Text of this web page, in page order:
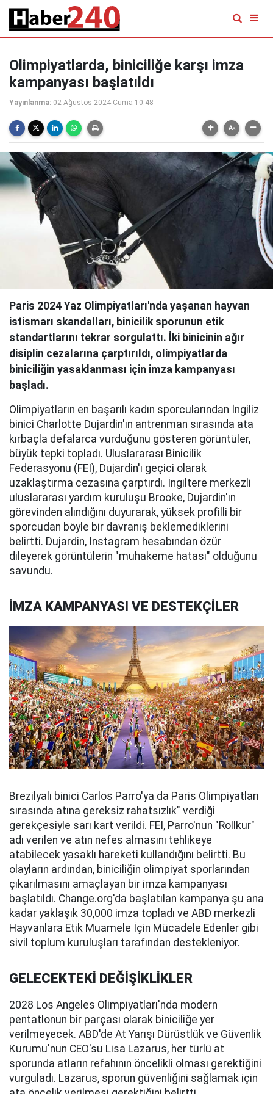
Olimpiyatlarda, biniciliğe karşı imza
kampanyası başlatıldı
Yayınlanma: 02 Ağustos 2024 Cuma 10:48
Paris 2024 Yaz Olimpiyatları'nda yaşanan hayvan
istismarı skandalları, binicilik sporunun etik
standartlarını tekrar sorgulattı. İki binicinin ağır
disiplin cezalarına çarptırıldı, olimpiyatlarda
biniciliğin yasaklanması için imza kampanyası
başladı.
Olimpiyatların en başarılı kadın sporcularından İngiliz
binici Charlotte Dujardin'ın antrenman sırasında ata
kırbaçla defalarca vurduğunu gösteren görüntüler,
büyük tepki topladı. Uluslararası Binicilik
Federasyonu (FEI), Dujardin'ı geçici olarak
uzaklaştırma cezasına çarptırdı. İngiltere merkezli
uluslararası yardım kuruluşu Brooke, Dujardin'ın
görevinden alındığını duyurarak, yüksek profilli bir
sporcudan böyle bir davranış beklemediklerini
belirtti. Dujardin, Instagram hesabından özür
dileyerek görüntülerin "muhakeme hatası" olduğunu
savundu.
İMZA KAMPANYASI VE DESTEKÇİLER
Brezilyalı binici Carlos Parro'ya da Paris Olimpiyatları
sırasında atına gereksiz rahatsızlık" verdiği
gerekçesiyle sarı kart verildi. FEI, Parro'nun "Rollkur"
adı verilen ve atın nefes almasını tehlikeye
atabilecek yasaklı hareketi kullandığını belirtti. Bu
olayların ardından, biniciliğin olimpiyat sporlarından
çıkarılmasını amaçlayan bir imza kampanyası
başlatıldı. Change.org'da başlatılan kampanya şu ana
kadar yaklaşık 30,000 imza topladı ve ABD merkezli
Hayvanlara Etik Muamele İçin Mücadele Edenler gibi
sivil toplum kuruluşları tarafından destekleniyor.
GELECEKTEKİ DEĞİŞİKLİKLER
2028 Los Angeles Olimpiyatları'nda modern
pentatlonun bir parçası olarak biniciliğe yer
verilmeyecek. ABD'de At Yarışı Dürüstlük ve Güvenlik
Kurumu'nun CEO'su Lisa Lazarus, her türlü at
sporunda atların refahının öncelikli olması gerektiğini
vurguladı. Lazarus, sporun güvenliğini sağlamak için